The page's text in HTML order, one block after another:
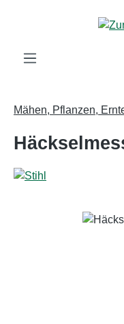
Zum Hauptinhalt
Mähen, Pflanzen,